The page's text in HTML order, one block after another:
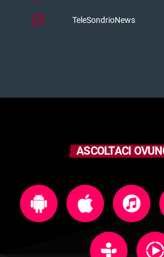
TeleSondrioNews
ASCOLTACI